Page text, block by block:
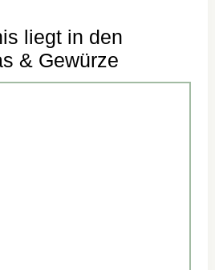
liegt in den
& Gewürze